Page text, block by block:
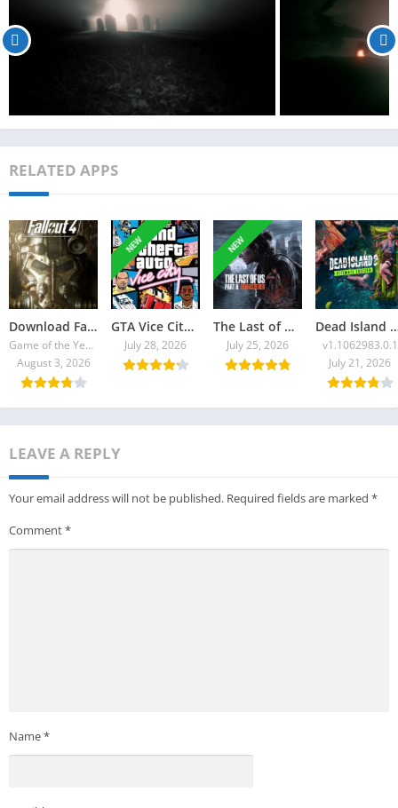
RELATED APPS
Download Fallout 4 Torrent
Game of the Year Edition v1.10.980.0
August 3, 2026
NEW
GTA Vice City 2026 Torrent
July 28, 2026
NEW
The Last of Us Part II Remastered Torrent Baixar
July 25, 2026
Dead Island 2:
v1.1062983.0.1
July 21, 2026
LEAVE A REPLY
Your email address will not be published. Required fields are marked *
Comment*
Name*